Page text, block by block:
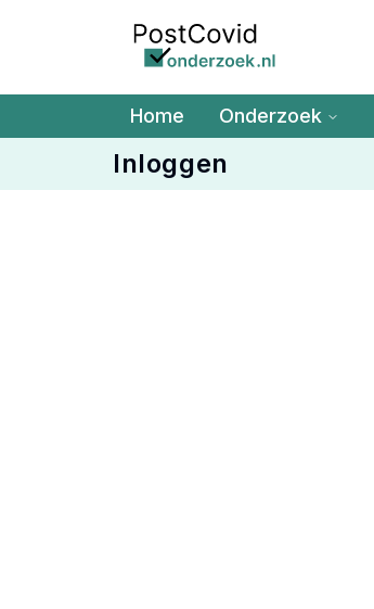
Ga naar de hoofdinhoud
Home Onderzoek
Inloggen